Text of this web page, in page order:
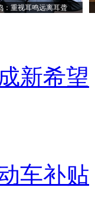
：重视耳鸣远离耳聋
新希望
车补贴